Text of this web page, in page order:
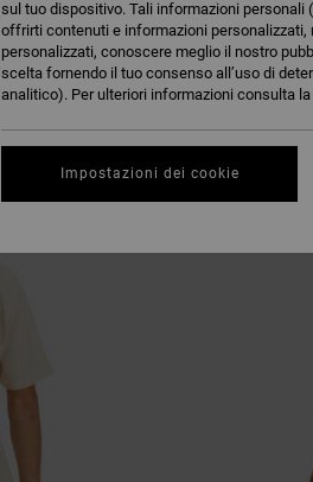
sul tuo dispositivo. Tali informazioni personali
offrirti contenuti e informazioni personalizzati,
personalizzati, conoscere meglio il nostro
scelta fornendo il tuo consenso all’uso di
analitico). Per ulteriori informazioni consulta
Impostazioni dei cookie